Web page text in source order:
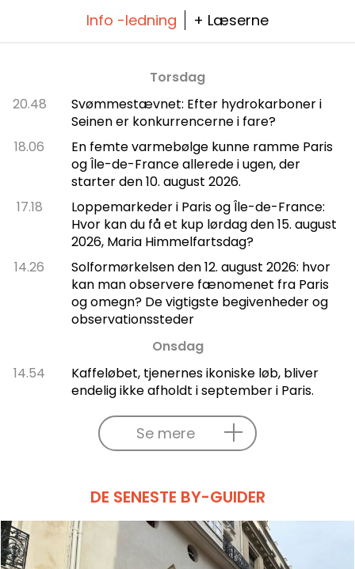
Info -ledning + Læserne
Torsdag
20.48
Svømmestævnet: Efter hydrokarboner i
Seinen er konkurrencerne i fare?
18.06
En femte varmebølge kunne ramme Paris
og Île-de-France allerede i ugen, der
starter den 10. august 2026.
17.18
Loppemarkeder i Paris og Île-de-France:
Hvor kan du få et kup lørdag den 15. august
2026, Maria Himmelfartsdag?
14.26
Solformørkelsen den 12. august 2026: hvor
kan man observere fænomenet fra Paris
og omegn? De vigtigste begivenheder og
observationssteder
Onsdag
14.54
Kaffeløbet, tjenernes ikoniske løb, bliver
endelig ikke afholdt i september i Paris.
Se mere
DE SENESTE BY-GUIDER